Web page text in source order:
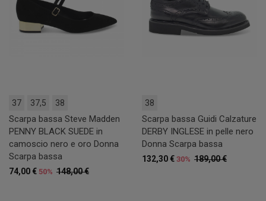
37 37,5 38
Scarpa bassa Steve Madden
PENNY BLACK SUEDE in
camoscio nero e oro Donna
Scarpa bassa
148,00 €
74,00 € 50%
38
Scarpa bassa Guidi Calzature
DERBY INGLESE in pelle nero
Donna Scarpa bassa
189,00 €
132,30 € 30%